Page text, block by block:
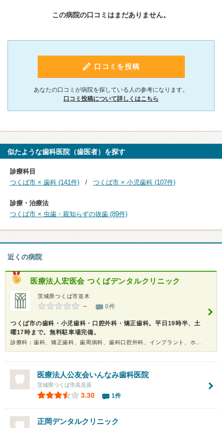
この病院の口コミはまだありません。
口コミを投稿
あなたの口コミが病院を探している人の参考になります。
口コミ投稿について詳しくはこちら
似たような歯科医院（歯医者）を探す
診療科目
つくば市 × 歯科 (141件)
つくば市 × 小児歯科 (107件)
診療・治療法
つくば市 × 虫歯・親知らずの抜歯 (89件)
近くの病院
医療法人宏医会 つくばデンタルクリニック
茨城県つくば市並木
－ 0件
つくば市の歯科・小児歯科・口腔外科・矯正歯科。平日19時半、土
曜17時まで。無料駐車場完備。
医療法人公友会いんなみ歯科医院
茨城県つくば市高見原
3.30 1件
正岡デンタルクリニック